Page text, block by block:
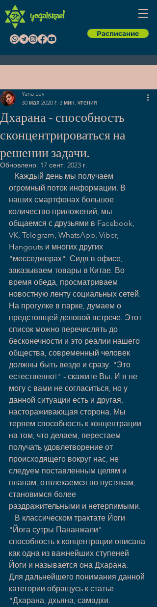
Расписание
Дхарана - способность
сконцентрироваться на
решении задачи.
Yana Lev
30 мая 2020 г. 3 мин. чтения
Обновлено: 17 сент. 2023 г.
огромный поток информации. В
наших смартфонах большое
количество приложений, мы
общаемся с друзьями в Facebook,
VK, Telegram, WhatsApp, Viber,
Hangouts и многих других
"месседжерах". Сидя в офисе,
заказываем товары в Китае. Во
время обеда, просматриваем
новостную ленту социальных сетей.
На прогулке в парке, думаем о
предстоящей деловой встрече. Этот
список можно перечислять до
бесконечности и это реалии нашего
общества, современный человек
должны быть везде и сразу. "Это
естественно!" - скажите Вы. И я не
могу с вами не согласиться, но у
данной ситуации есть и другая,
настораживающая сторона. Мы
теряем способность к концентрации
на том, что делаем, перестаем
получать удовлетворение от
происходящего вокруг нас, не
следуем поставленным целям и
планам, отвлекаемся по пустякам,
становимся более
раздражительными и нетерпимыми.
"Йога сутры Пананжали"
способность к концентрации описана
как одна из важнейших ступеней
Йоги и называется она Дхарана.
Для дальнейшего понимания данной
категории обращусь к статье
"Дхарана, дхьяна, самадхи.